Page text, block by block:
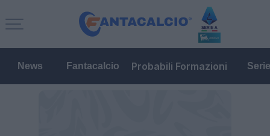
News Fantacalcio Probabili Formazioni